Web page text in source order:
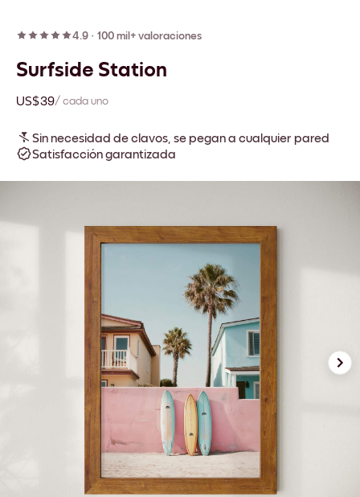
4.9 · 100 mil+ valoraciones
Surfside Station
US$39/ cada uno
Sin necesidad de clavos, se pegan a cualquier pared
Satisfacción garantizada